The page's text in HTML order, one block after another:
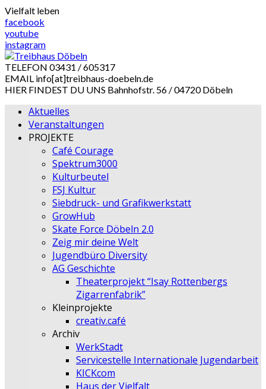
Skip
to
content
Vielfalt leben
facebook
youtube
instagram
TELEFON 03431 / 605317
EMAIL info[at]treibhaus-doebeln.de
HIER FINDEST DU UNS Bahnhofstr. 56 / 04720 Döbeln
Aktuelles
Veranstaltungen
PROJEKTE
Café Courage
Spektrum3000
Kulturbeutel
FSJ Kultur
Siebdruck- und Grafikwerkstatt
GrowHub
Skate Force Döbeln 2.0
Zeig mir deine Welt
Jugendbüro Diversity
AG Geschichte
Theaterprojekt “Isay Rottenbergs
Zigarrenfabrik”
Kleinprojekte
creativ.café
Archiv
WerkStadt
Servicestelle Internationale Jugendarbeit
KICKcom
Haus der Vielfalt